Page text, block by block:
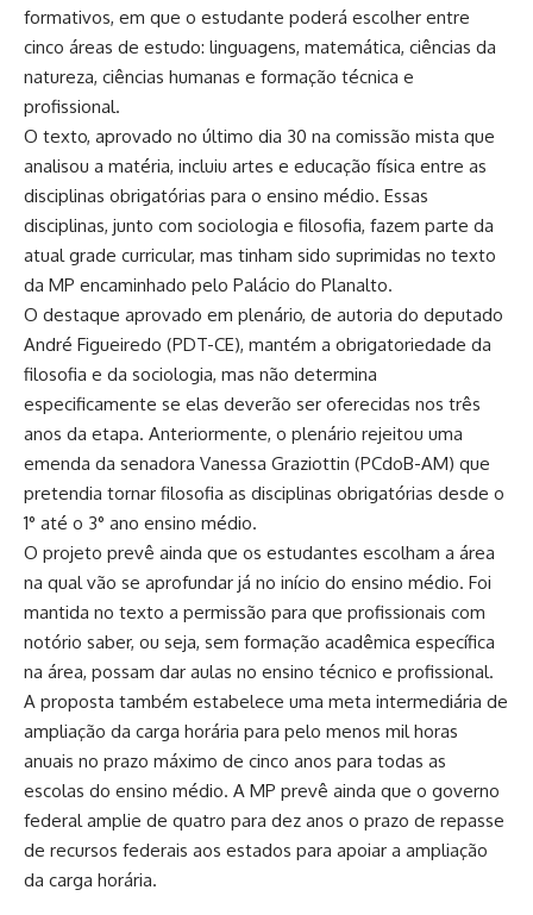
formativos, em que o estudante poderá escolher entre
cinco áreas de estudo: linguagens, matemática, ciências da
natureza, ciências humanas e formação técnica e
profissional.
O texto, aprovado no último dia 30 na comissão mista que
analisou a matéria, incluiu artes e educação física entre as
disciplinas obrigatórias para o ensino médio. Essas
disciplinas, junto com sociologia e filosofia, fazem parte da
atual grade curricular, mas tinham sido suprimidas no texto
da MP encaminhado pelo Palácio do Planalto.
O destaque aprovado em plenário, de autoria do deputado
André Figueiredo (PDT-CE), mantém a obrigatoriedade da
filosofia e da sociologia, mas não determina
especificamente se elas deverão ser oferecidas nos três
anos da etapa. Anteriormente, o plenário rejeitou uma
emenda da senadora Vanessa Graziottin (PCdoB-AM) que
pretendia tornar filosofia as disciplinas obrigatórias desde o
1° até o 3° ano ensino médio.
O projeto prevê ainda que os estudantes escolham a área
na qual vão se aprofundar já no início do ensino médio. Foi
mantida no texto a permissão para que profissionais com
notório saber, ou seja, sem formação acadêmica específica
na área, possam dar aulas no ensino técnico e profissional.
A proposta também estabelece uma meta intermediária de
ampliação da carga horária para pelo menos mil horas
anuais no prazo máximo de cinco anos para todas as
escolas do ensino médio. A MP prevê ainda que o governo
federal amplie de quatro para dez anos o prazo de repasse
de recursos federais aos estados para apoiar a ampliação
da carga horária.